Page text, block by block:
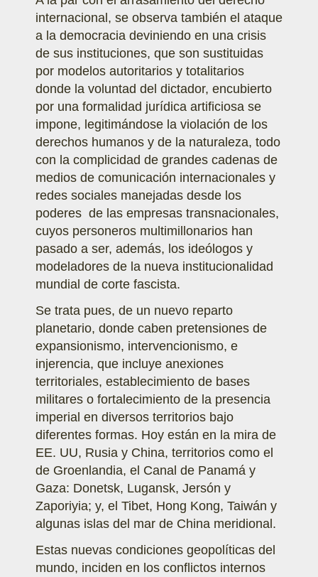
internacional, se observa también el ataque
a la democracia deviniendo en una crisis
de sus instituciones, que son sustituidas
por modelos autoritarios y totalitarios
donde la voluntad del dictador, encubierto
por una formalidad jurídica artificiosa se
impone, legitimándose la violación de los
derechos humanos y de la naturaleza, todo
con la complicidad de grandes cadenas de
medios de comunicación internacionales y
redes sociales manejadas desde los
poderes de las empresas transnacionales,
cuyos personeros multimillonarios han
pasado a ser, además, los ideólogos y
modeladores de la nueva institucionalidad
mundial de corte fascista.
Se trata pues, de un nuevo reparto
planetario, donde caben pretensiones de
expansionismo, intervencionismo, e
injerencia, que incluye anexiones
territoriales, establecimiento de bases
militares o fortalecimiento de la presencia
imperial en diversos territorios bajo
diferentes formas. Hoy están en la mira de
EE. UU, Rusia y China, territorios como el
de Groenlandia, el Canal de Panamá y
Gaza: Donetsk, Lugansk, Jersón y
Zaporiyia; y, el Tibet, Hong Kong, Taiwán y
algunas islas del mar de China meridional.
Estas nuevas condiciones geopolíticas del
mundo, inciden en los conflictos internos